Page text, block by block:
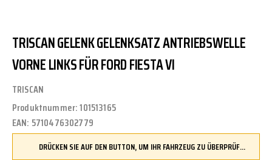
TRISCAN GELENK GELENKSATZ ANTRIEBSWELLE
VORNE LINKS FÜR FORD FIESTA VI
TRISCAN
Produktnummer:101513165
EAN: 5710476302779
DRÜCKEN SIE AUF DEN BUTTON, UM IHR FAHRZEUG ZU ÜBERPRÜFEN UND SICHERZUSTELLEN, DASS DIESES TEIL KOMPATIBEL IST, BEVOR SIE ES BESTELLEN